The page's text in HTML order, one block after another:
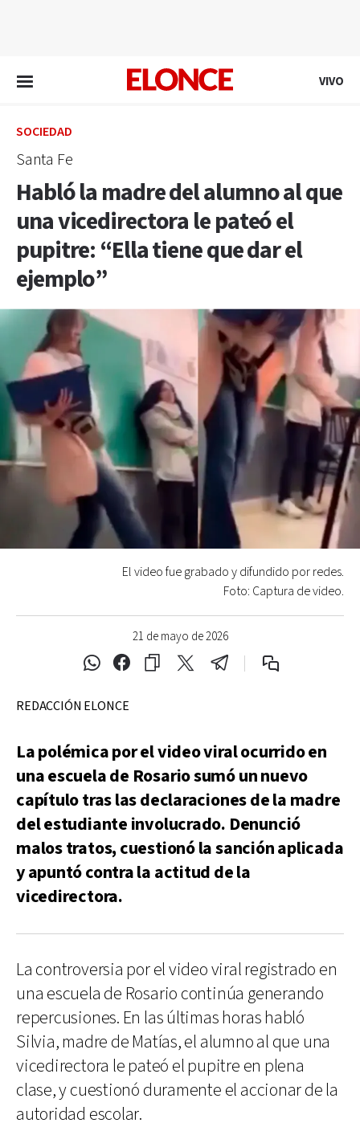
VIVO
SOCIEDAD
Santa Fe
Habló la madre del alumno al que
una vicedirectora le pateó el
pupitre: “Ella tiene que dar el
ejemplo”
21 de mayo de 2026
El video fue grabado y difundido por redes.
Foto: Captura de video.
REDACCIÓN ELONCE
La polémica por el video viral ocurrido en
una escuela de Rosario sumó un nuevo
capítulo tras las declaraciones de la madre
del estudiante involucrado. Denunció
malos tratos, cuestionó la sanción aplicada
y apuntó contra la actitud de la
vicedirectora.
La controversia por el video viral registrado en
una escuela de Rosario continúa generando
repercusiones. En las últimas horas habló
Silvia, madre de Matías, el alumno al que una
vicedirectora le pateó el pupitre en plena
clase, y cuestionó duramente el accionar de la
autoridad escolar.